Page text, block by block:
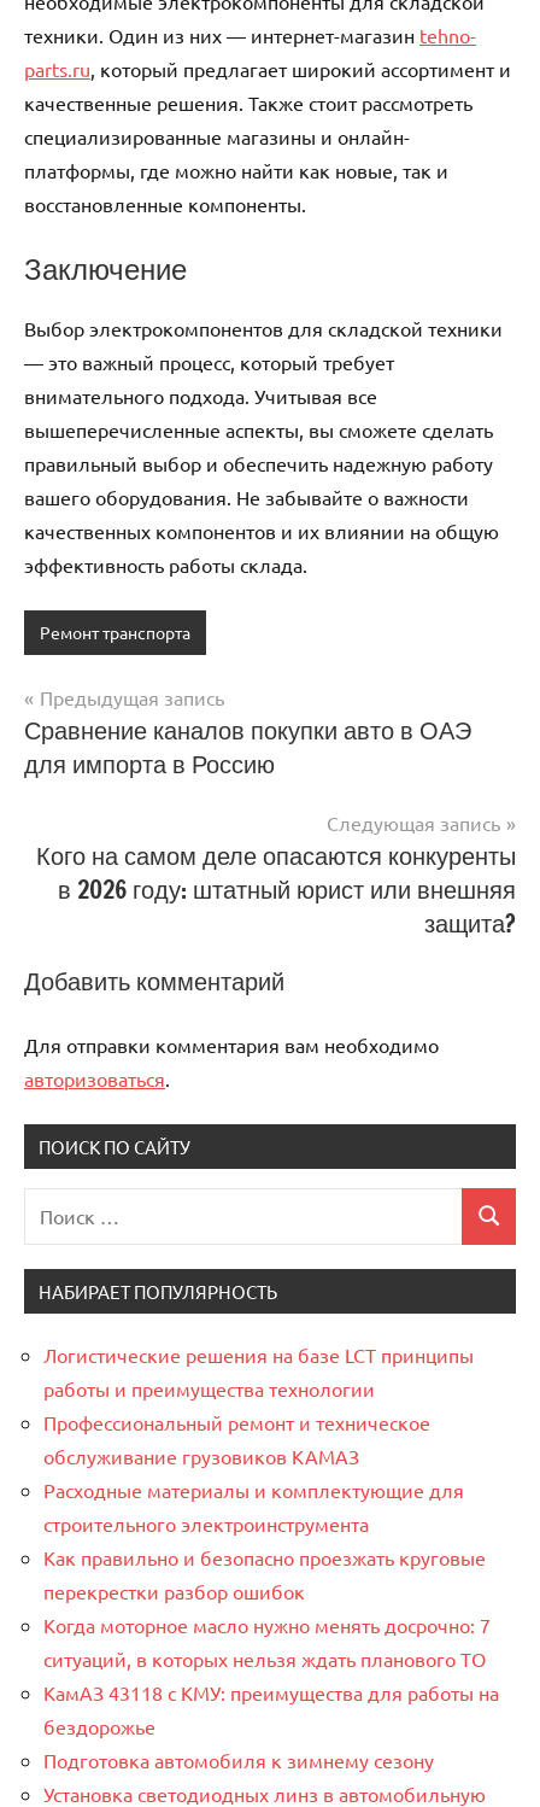
техники. Один из них — интернет-магазин tehno-
parts.ru , который предлагает широкий ассортимент и
качественные решения. Также стоит рассмотреть
специализированные магазины и онлайн-
платформы, где можно найти как новые, так и
восстановленные компоненты.
Заключение
Выбор электрокомпонентов для складской техники
— это важный процесс, который требует
внимательного подхода. Учитывая все
вышеперечисленные аспекты, вы сможете сделать
правильный выбор и обеспечить надежную работу
вашего оборудования. Не забывайте о важности
качественных компонентов и их влиянии на общую
эффективность работы склада.
Ремонт транспорта
Навигация
по
Предыдущая запись
Сравнение каналов покупки авто в ОАЭ
для импорта в Россию
Следующая запись
Кого на самом деле опасаются конкуренты
в 2026 году: штатный юрист или внешняя
защита?
Добавить комментарий
Для отправки комментария вам необходимо
авторизоваться
ПОИСК ПО САЙТУ
для:
Поиск
НАБИРАЕТ ПОПУЛЯРНОСТЬ
Логистические решения на базе LCT принципы
работы и преимущества технологии
Профессиональный ремонт и техническое
обслуживание грузовиков КАМАЗ
Расходные материалы и комплектующие для
строительного электроинструмента
Как правильно и безопасно проезжать круговые
перекрестки разбор ошибок
Когда моторное масло нужно менять досрочно: 7
ситуаций, в которых нельзя ждать планового ТО
КамАЗ 43118 с КМУ: преимущества для работы на
бездорожье
Подготовка автомобиля к зимнему сезону
Установка светодиодных линз в автомобильную